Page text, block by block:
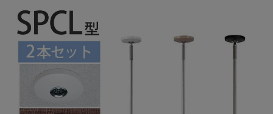
call 06-6121-9302
営業時間 - 10:00～17:00（定休日 - 土日祝）
ACCOUNT MENU
ようこそ ゲスト 様